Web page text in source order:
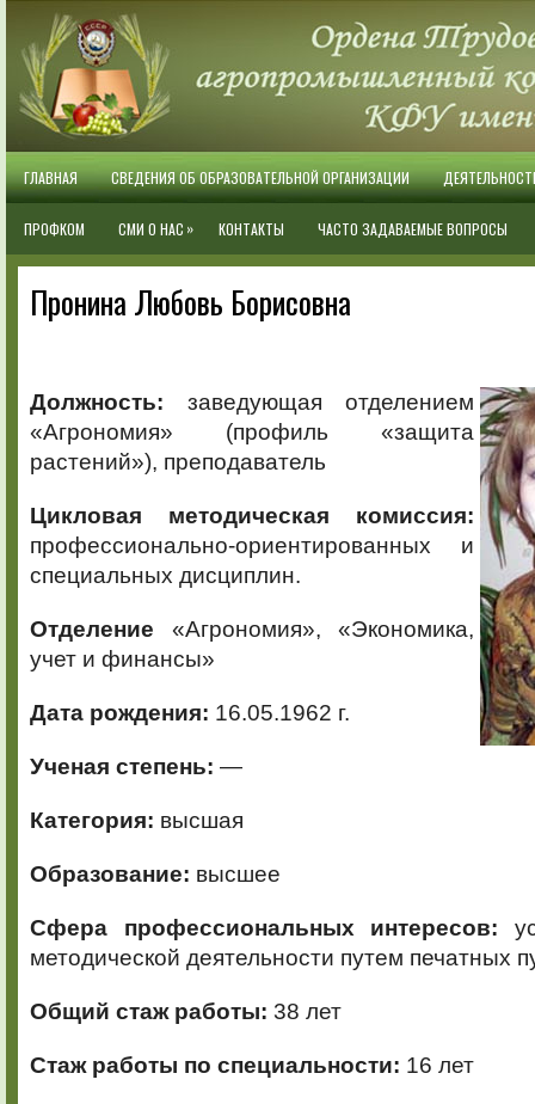
ГЛАВНАЯ СВЕДЕНИЯ ОБ ОБРАЗОВАТЕЛЬНОЙ ОРГАНИЗАЦИИ
ПРОФКОМ СМИ О НАС » КОНТАКТЫ ЧАСТО ЗАДАВАЕМЫЕ ВОПРОСЫ
Пронина Любовь Борисовна
Должность: заведующая отделением
«Агрономия» (профиль «защита
растений»), преподаватель
Цикловая методическая комиссия:
профессионально-ориентированных и
специальных дисциплин.
Отделение «Агрономия», «Экономика,
учет и финансы»
Дата рождения: 16.05.1962 г.
Ученая степень: —
Категория: высшая
Образование: высшее
Сфера профессиональных интересов:
методической деятельности путем печатных
Общий стаж работы: 38 лет
Стаж работы по специальности: 16 лет